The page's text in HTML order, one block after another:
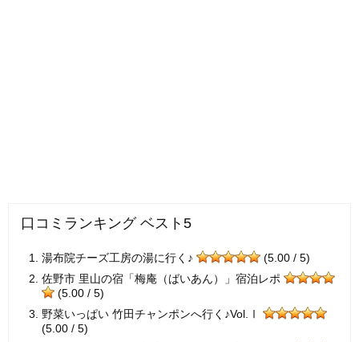
口コミランキング ベスト5
湯布院チーズ工房の湯に行く♪
(5.00 / 5)
佐野市 里山の宿「梅庵（ばいあん）」宿泊レポ
(5.00 / 5)
野菜いっぱい 竹田チャンポンへ行く♪Vol.Ⅰ
(5.00 / 5)